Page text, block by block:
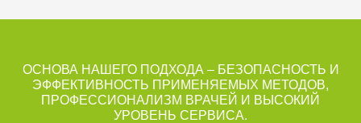
ОСНОВА НАШЕГО ПОДХОДА – БЕЗОПАСНОСТЬ И
ЭФФЕКТИВНОСТЬ ПРИМЕНЯЕМЫХ МЕТОДОВ,
ПРОФЕССИОНАЛИЗМ ВРАЧЕЙ И ВЫСОКИЙ
УРОВЕНЬ СЕРВИСА.